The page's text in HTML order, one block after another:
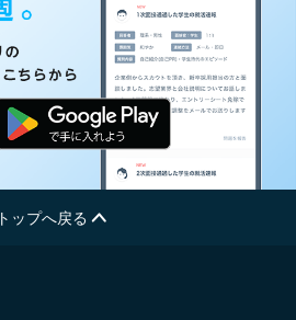
トップへ戻る